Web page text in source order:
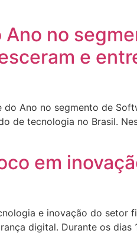
no
e
Ano no segmento de
de tecnologia no Brasil.
em
e inovação do setor
digital. Durante os dias